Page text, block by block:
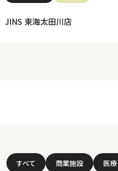
JINS 東海太田川店
すべて 商業施設 医